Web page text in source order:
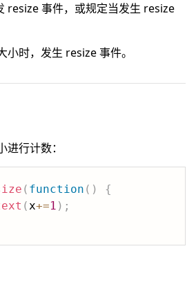
resize 事件，或规定当发生 resize
小时，发生 resize 事件。
行计数：
( function ( )
{
(x+=1 ) ;